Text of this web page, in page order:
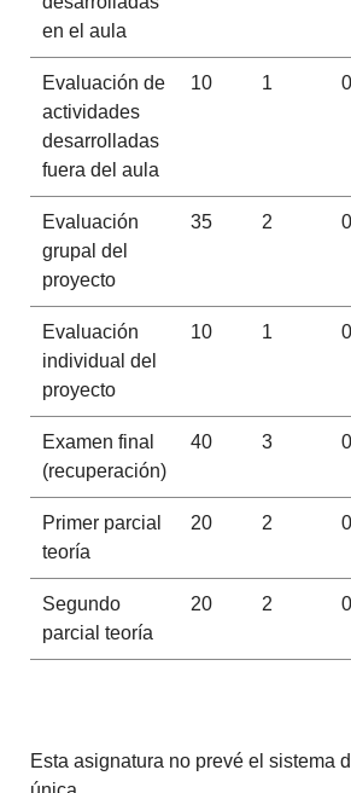
en el aula
Evaluación de
actividades
desarrolladas
fuera del aula
10 1
Evaluación
grupal del
proyecto
35 2
Evaluación
individual del
proyecto
10 1
Examen final
(recuperación)
40 3
Primer parcial
teoría
20 2
Segundo
parcial teoría
20 2
Esta asignatura no prevé el sistema